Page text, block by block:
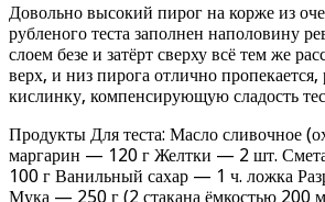
Довольно высокий пирог на корже из
рубленого теста заполнен наполовину
слоем безе и затёрт сверху всё тем же
верх, и низ пирога отлично пропекается,
кислинку, компенсирующую сладость
Продукты Для теста: Масло сливочное
маргарин — 120 г Желтки — 2 шт.
100 г Ванильный сахар — 1 ч. ложка
Мука — 250 г (2 стакана ёмкостью 200